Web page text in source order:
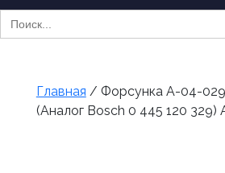
Search
for:
Главная / Форсунка А-04-
(Аналог Bosch 0 445 120 329)